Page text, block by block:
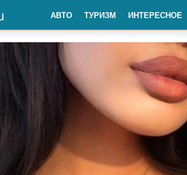
АВТО ТУРИЗМ ИНТЕРЕСНОЕ